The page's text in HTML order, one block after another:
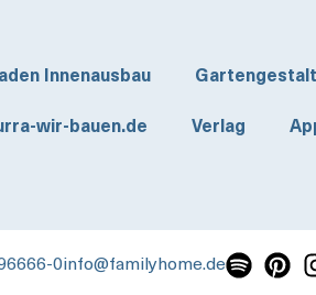
Innenausbau
wir-bauen.de Verlag
0info@familyhome.de